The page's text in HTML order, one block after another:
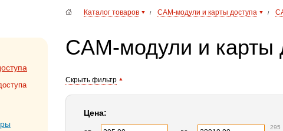
Каталог товаров / CAM-модули и карты доступа /
CAM-модули и карты
Скрыть фильтр
Цена:
295